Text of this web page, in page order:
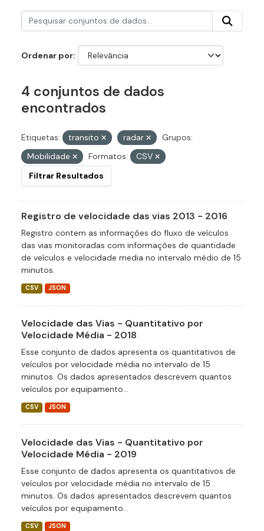
Ordenar por
4 conjuntos de dados
encontrados
Etiquetas: transito radar
Grupos:
Mobilidade
Formatos:
CSV
Filtrar Resultados
Registro de velocidade das vias 2013 - 2016
Registro contem as informações do fluxo de veículos
das vias monitoradas com informações de quantidade
de veículos e velocidade media no intervalo médio de 15
minutos.
CSV JSON
Velocidade das Vias - Quantitativo por
Velocidade Média - 2018
Esse conjunto de dados apresenta os quantitativos de
veículos por velocidade média no intervalo de 15
minutos. Os dados apresentados descrevem quantos
veículos por equipamento...
CSV JSON
Velocidade das Vias - Quantitativo por
Velocidade Média - 2019
Esse conjunto de dados apresenta os quantitativos de
veículos por velocidade média no intervalo de 15
minutos. Os dados apresentados descrevem quantos
veículos por equipamento...
CSV JSON